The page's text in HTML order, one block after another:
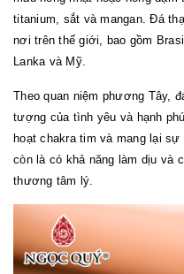
titanium, sắt và mangan. Đá
nơi trên thế giới, bao gồm
Lanka và Mỹ.
Theo quan niệm phương Tây,
tượng của tình yêu và hạnh
hoạt chakra tim và mang lại
còn là có khả năng làm dịu và
thương tâm lý.